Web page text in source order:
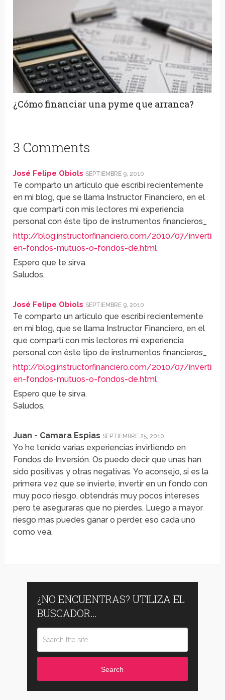
¿Cómo financiar una pyme que arranca?
3 Comments
José Felipe Obiols SEPTIEMBRE 9, 2010
Te comparto un artículo que escribí recientemente
en mi blog, que se llama Instructor Financiero, en el
que compartí con mis lectores mi experiencia
personal con éste tipo de instrumentos financieros_
http://blog.instructorfinanciero.com/2010/07/invertir-
en-fondos-mutuos-o-fondos-de.html
Espero que te sirva.
Saludos,
José Felipe Obiols SEPTIEMBRE 9, 2010
Te comparto un artículo que escribí recientemente
en mi blog, que se llama Instructor Financiero, en el
que compartí con mis lectores mi experiencia
personal con éste tipo de instrumentos financieros_
http://blog.instructorfinanciero.com/2010/07/invertir-
en-fondos-mutuos-o-fondos-de.html
Espero que te sirva.
Saludos,
Juan - Camara Espias SEPTIEMBRE 25, 2010
Yo he tenido varias experiencias invirtiendo en
Fondos de Inversión. Os puedo decir que unas han
sido positivas y otras negativas. Yo aconsejo, si es la
primera vez que se invierte, invertir en un fondo con
muy poco riesgo, obtendrás muy pocos intereses
pero te aseguraras que no pierdes. Luego a mayor
riesgo mas puedes ganar o perder, eso cada uno
como vea.
¿NO ENCUENTRAS? UTILIZA EL
BUSCADOR…
Search